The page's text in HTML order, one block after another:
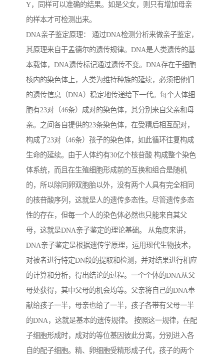
Y，同样可以准确的结果。如是父女，则只有增加母亲
的样本才可检测出来。
DNA亲子鉴定原理： 通过DNA检测分析来做亲子鉴定，
其原理来自于孟德尔的遗传规律。DNA是人类遗传的基
本载体，DNA遗传标记通过遗传不变。DNA存在于细胞
核内的染色体上，人类为维持种族的延续，必须把他们
的遗传信息（DNA）稳定地传递给下一代。每个人体细
胞有23对（46条）成对的染色体，其分别来自父亲和母
亲。之间各自提供的23条染色体，在受精后相互配对，
构成了23对（46条）孩子的染色体，如此循环往复构成
生命的延续。由于人体约有30亿个核苷酸 构成整个染色
体系统，而且在生殖细胞形成前的互换和组合是随机
的，所以除同卵双胞胎以外，没有两个人具有完全相同
的核苷酸序列，这就是人的遗传多态性。尽管遗传多态
性的存在，但每一个人的染色体必然也只能来自其父
母，这就是DNA亲子鉴定的理论基础。 从角度来讲，
DNA亲子鉴定是根据遗传学原理，运用现代生物技术，
对被者进行特定DN段的提取和检测，并对结果进行相应
的计算和分析，得出结论的过程。一个个体的DNA从父
母处获得，其中父母的机会均等。父亲将自己的DNA奉
献给孩子一半，母亲也给了一半，孩子各带有父母一半
的DNA，这就是基本的遗传规律。 按照这一规律，在配
子细胞形成时，成对的等位基因彼此分离，分别进入各
自的配子细胞。精、卵细胞受精形成子代，孩子的两个